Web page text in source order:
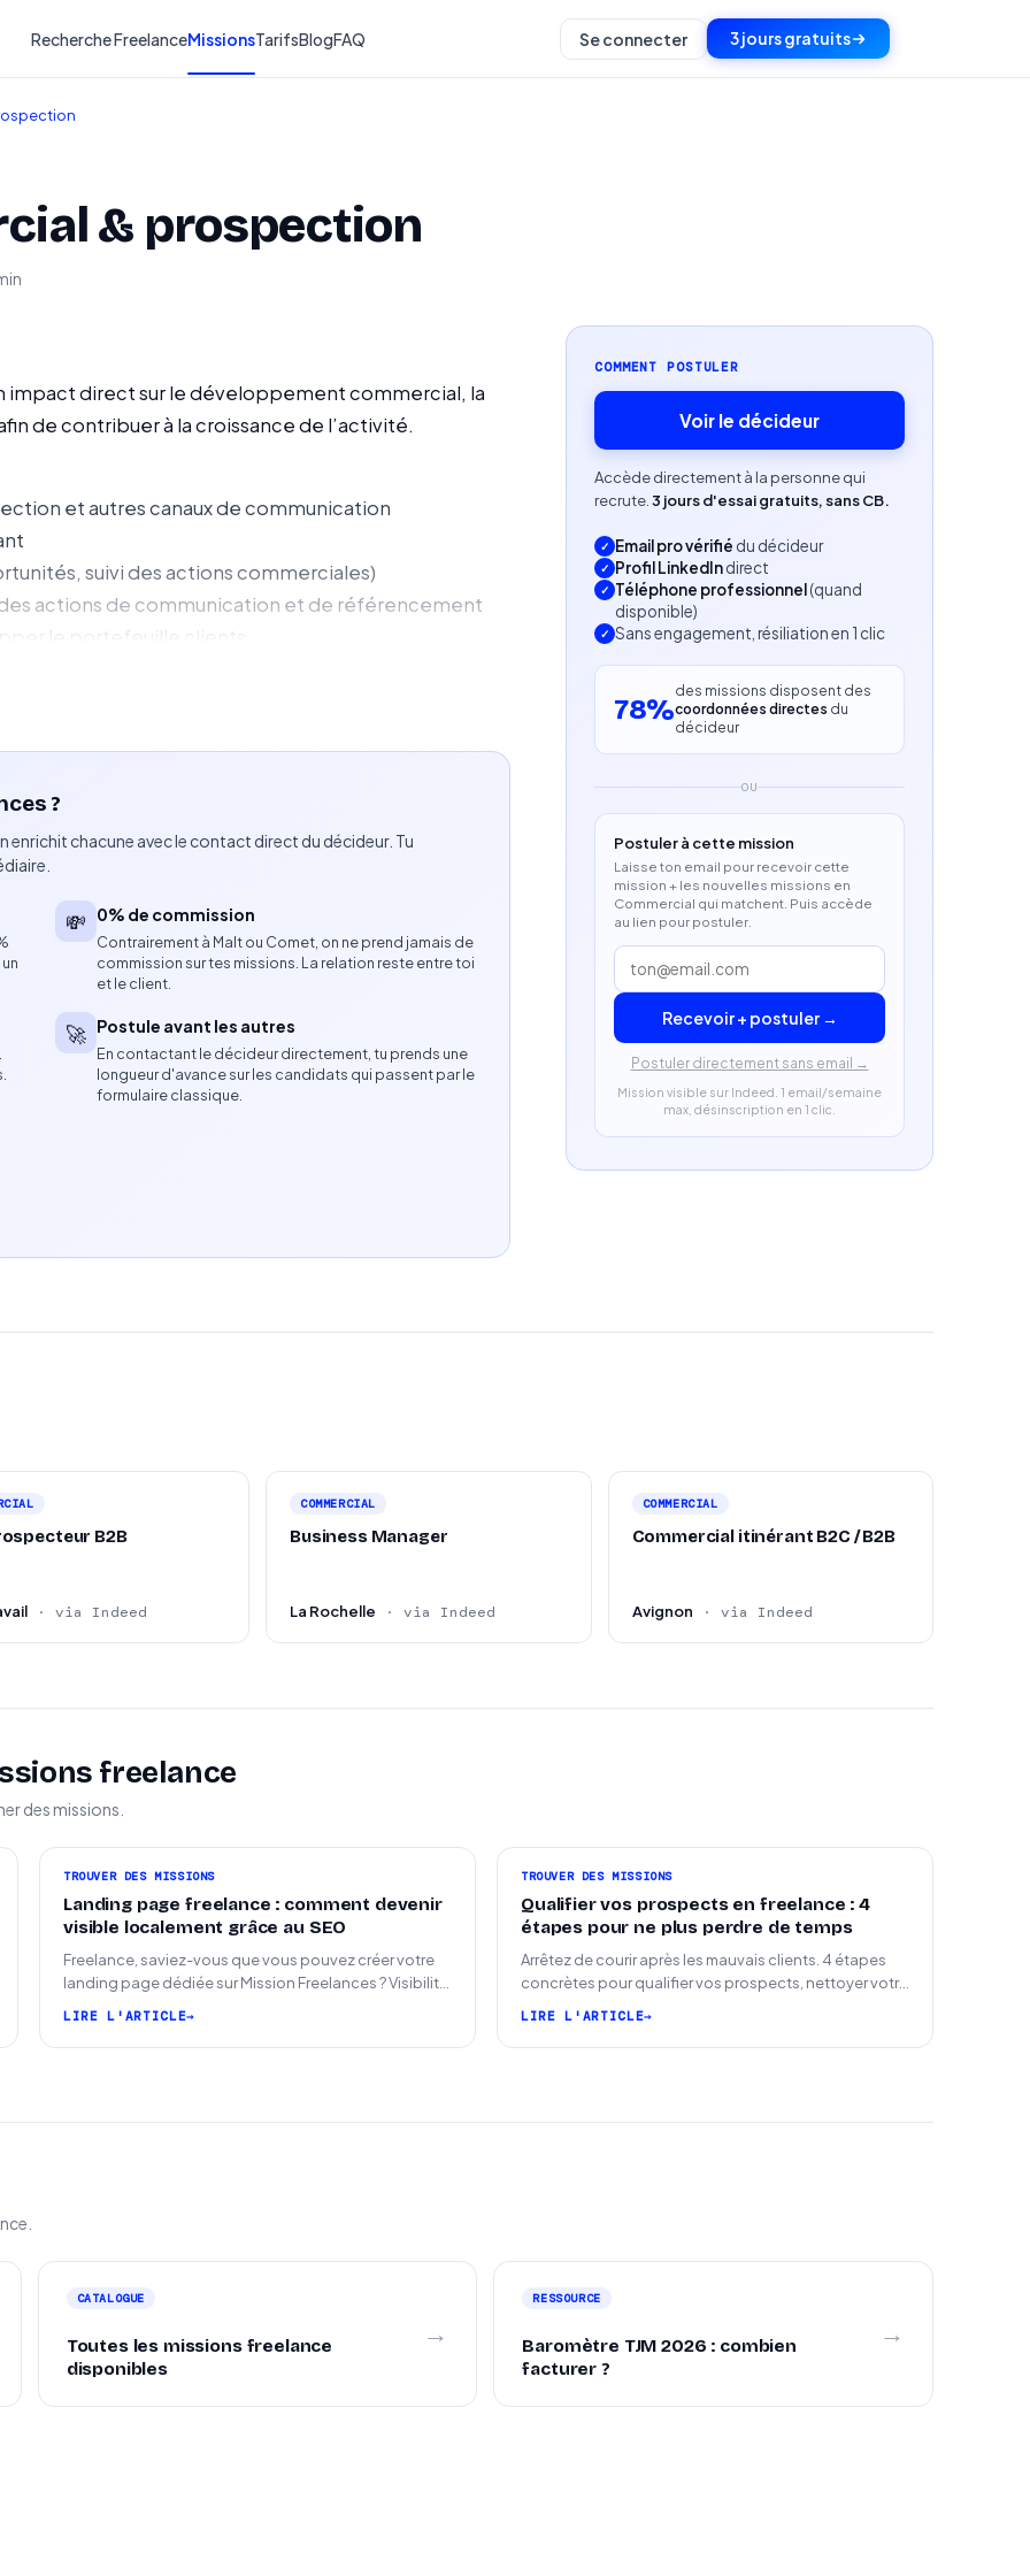
Recherche FreelanceMissionsTarifsBlogFAQ Se connecter 3 jours gratuits
& prospection
impact direct sur le développement commercial, la
de contribuer à la croissance de l’activité.
et autres canaux de communication
suivi des actions commerciales)
actions de communication et de référencement
le portefeuille clients
sur le terrain et lors d’événements
de services
orale et écrite
et commerciales
ou développement de clientèle
et gestion administrative
?
enrichit chacune avec le contact direct du décideur. Tu
💸 0% de commission
Contrairement à Malt ou Comet, on ne prend jamais de
commission sur tes missions. La relation reste entre toi
et le client.
🚀 Postule avant les autres
En contactant le décideur directement, tu prends une
longueur d'avance sur les candidats qui passent par le
formulaire classique.
COMMENT POSTULER
Voir le décideur
Accède directement à la personne qui
recrute. 3 jours d'essai gratuits, sans CB.
Email pro vérifié du décideur
Profil LinkedIndirect
Téléphone professionnel(quand
disponible)
Sans engagement, résiliation en 1 clic
78%
des missions disposent des
coordonnées directes du
décideur
OU
Postuler à cette mission
Laisse ton email pour recevoir cette
mission + les nouvelles missions en
Commercial qui matchent. Puis accède
au lien pour postuler.
Recevoir + postuler →
Postuler directement sans email →
Mission visible sur Indeed. 1 email/semaine
max, désinscription en 1 clic.
B2B
· via Indeed
COMMERCIAL
Business Manager
La Rochelle · via Indeed
COMMERCIAL
Commercial itinérant B2C / B2B
Avignon · via Indeed
freelance
des missions.
TROUVER DES MISSIONS
Landing page freelance : comment devenir
visible localement grâce au SEO
Freelance, saviez-vous que vous pouvez créer votre
landing page dédiée sur Mission Freelances ? Visibilité
LIRE L'ARTICLE
TROUVER DES MISSIONS
Qualifier vos prospects en freelance : 4
étapes pour ne plus perdre de temps
Arrêtez de courir après les mauvais clients. 4 étapes
concrètes pour qualifier vos prospects, nettoyer votre
LIRE L'ARTICLE
CATALOGUE
Toutes les missions freelance
disponibles
→
RESSOURCE
Baromètre TJM 2026 : combien
facturer ?
→